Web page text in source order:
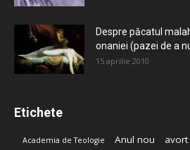
Despre păcatul
onaniei (pazei de a
15 aprilie 2010
Etichete
Academia de Teologie Anul nou avort